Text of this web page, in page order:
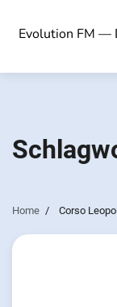
Evolution FM —
Home Corso